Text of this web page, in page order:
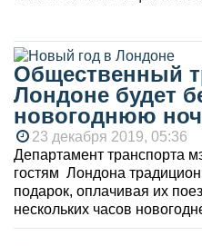
Общественный
Лондоне будет
новогоднюю
23 декабря 2019, 05:36
Департамент транспорта
гостям Лондона
подарок, оплачивая их
нескольких часов